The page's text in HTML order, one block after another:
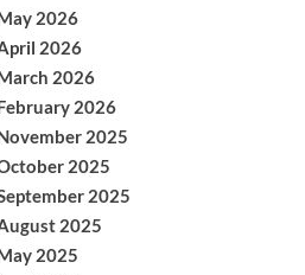
2026
2026
2026
2026
2025
2025
2025
2025
2025